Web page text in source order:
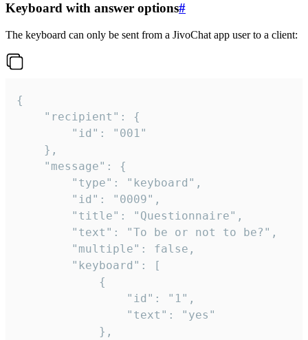
Keyboard with answer options#
The keyboard can only be sent from a JivoChat app user to a client:
{